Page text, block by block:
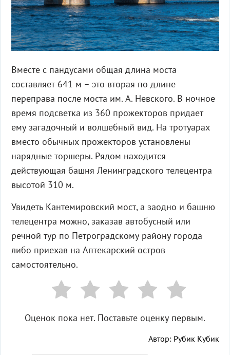
Вместе с пандусами общая длина моста
составляет 641 м – это вторая по длине
переправа после моста им. А. Невского. В ночное
время подсветка из 360 прожекторов придает
ему загадочный и волшебный вид. На тротуарах
вместо обычных прожекторов установлены
нарядные торшеры. Рядом находится
действующая башня Ленинградского телецентра
высотой 310 м.
Увидеть Кантемировский мост, а заодно и башню
телецентра можно, заказав автобусный или
речной тур по Петроградскому району города
либо приехав на Аптекарский остров
самостоятельно.
Оценок пока нет. Поставьте оценку первым.
Автор: Рубик Кубик